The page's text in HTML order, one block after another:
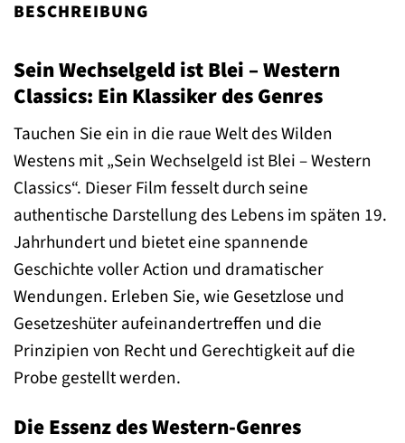
BESCHREIBUNG
Sein Wechselgeld ist Blei – Western
Classics: Ein Klassiker des Genres
Tauchen Sie ein in die raue Welt des Wilden
Westens mit „Sein Wechselgeld ist Blei – Western
Classics“. Dieser Film fesselt durch seine
authentische Darstellung des Lebens im späten 19.
Jahrhundert und bietet eine spannende
Geschichte voller Action und dramatischer
Wendungen. Erleben Sie, wie Gesetzlose und
Gesetzeshüter aufeinandertreffen und die
Prinzipien von Recht und Gerechtigkeit auf die
Probe gestellt werden.
Die Essenz des Western-Genres